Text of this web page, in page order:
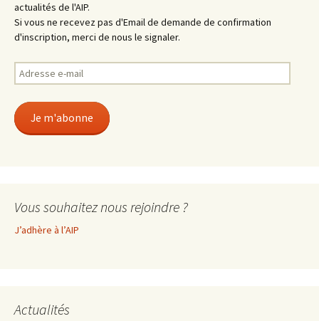
actualités de l'AIP.
Si vous ne recevez pas d'Email de demande de confirmation
d'inscription, merci de nous le signaler.
Adresse
e-
Je m'abonne
Vous souhaitez nous rejoindre ?
J’adhère à l’AIP
Actualités